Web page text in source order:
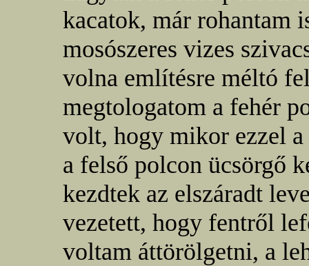
kacatok, már rohantam
mosószeres vizes
volna említésre méltó
megtologatom a fehér
volt, hogy mikor ezzel
a felső polcon ücsörgő
kezdtek az elszáradt
vezetett, hogy fentről
voltam áttörölgetni, a